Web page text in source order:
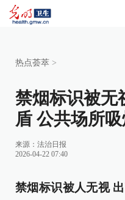
热点荟萃 >
禁烟标识被无
盾 公共场所
来源： 法治日报
2026-04-22 07:40
禁烟标识被人无视